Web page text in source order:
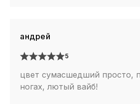
андрей
5
цвет сумасшедший просто,
ногах, лютый вайб!